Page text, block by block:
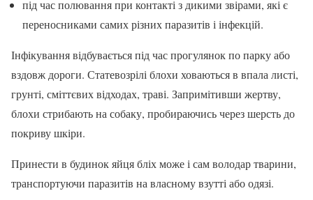
під час полювання при контакті з дикими звірами, які є
переносниками самих різних паразитів і інфекцій.
Інфікування відбувається під час прогулянок по парку або
вздовж дороги. Статевозрілі блохи ховаються в впала листі,
грунті, сміттєвих відходах, траві. Запримітивши жертву,
блохи стрибають на собаку, пробираючись через шерсть до
покриву шкіри.
Принести в будинок яйця бліх може і сам володар тварини,
транспортуючи паразитів на власному взутті або одязі.